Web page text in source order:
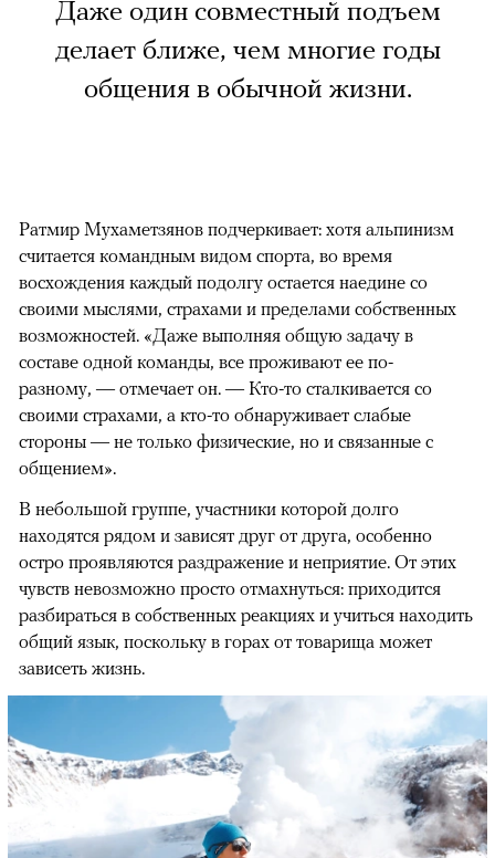
Даже один совместный подъем
делает ближе, чем многие годы
общения в обычной жизни.
Ратмир Мухаметзянов подчеркивает: хотя альпинизм
считается командным видом спорта, во время
восхождения каждый подолгу остается наедине со
своими мыслями, страхами и пределами собственных
возможностей. «Даже выполняя общую задачу в
составе одной команды, все проживают ее по-
разному, — отмечает он. — Кто-то сталкивается со
своими страхами, а кто-то обнаруживает слабые
стороны — не только физические, но и связанные с
общением».
В небольшой группе, участники которой долго
находятся рядом и зависят друг от друга, особенно
остро проявляются раздражение и неприятие. От этих
чувств невозможно просто отмахнуться: приходится
разбираться в собственных реакциях и учиться находить
общий язык, поскольку в горах от товарища может
зависеть жизнь.